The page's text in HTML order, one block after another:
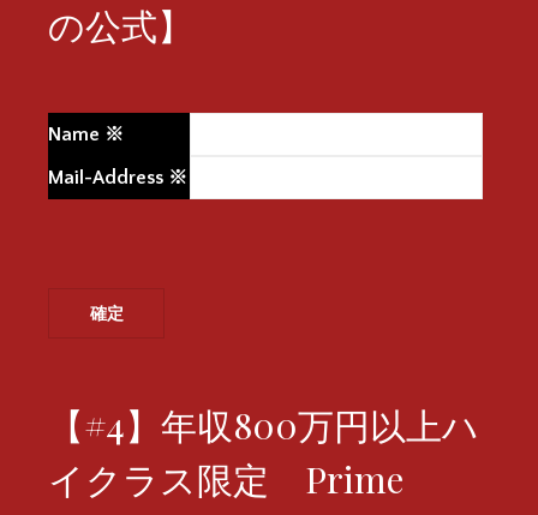
の公式】
Name ※
Mail-Address ※
【#4】年収800万円以上ハ
イクラス限定 Prime